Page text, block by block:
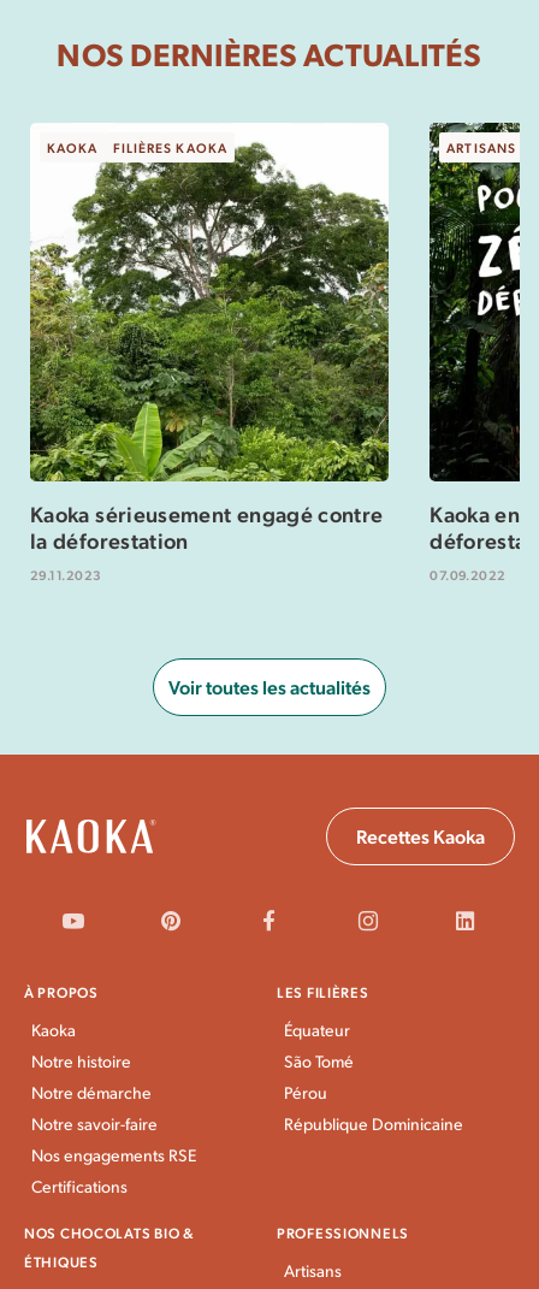
NOS DERNIÈRES ACTUALITÉS
KAOKA FILIÈRES KAOKA
Kaoka sérieusement engagé contre
la déforestation
29.11.2023
ARTISANS
Kaoka
07.09.2022
Voir toutes les actualités
Recettes Kaoka
À PROPOS
Kaoka
Notre histoire
Notre démarche
Notre savoir-faire
Nos engagements RSE
Certifications
LES FILIÈRES
Équateur
São Tomé
Pérou
République Dominicaine
NOS CHOCOLATS BIO &
ÉTHIQUES
PROFESSIONNELS
Artisans